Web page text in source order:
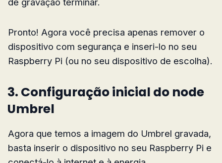
Pronto! Agora você precisa apenas remover o
dispositivo com segurança e inseri-lo no seu
Raspberry Pi (ou no seu dispositivo de escolha).
3. Configuração inicial do node
Umbrel
Agora que temos a imagem do Umbrel gravada,
basta inserir o dispositivo no seu Raspberry Pi e